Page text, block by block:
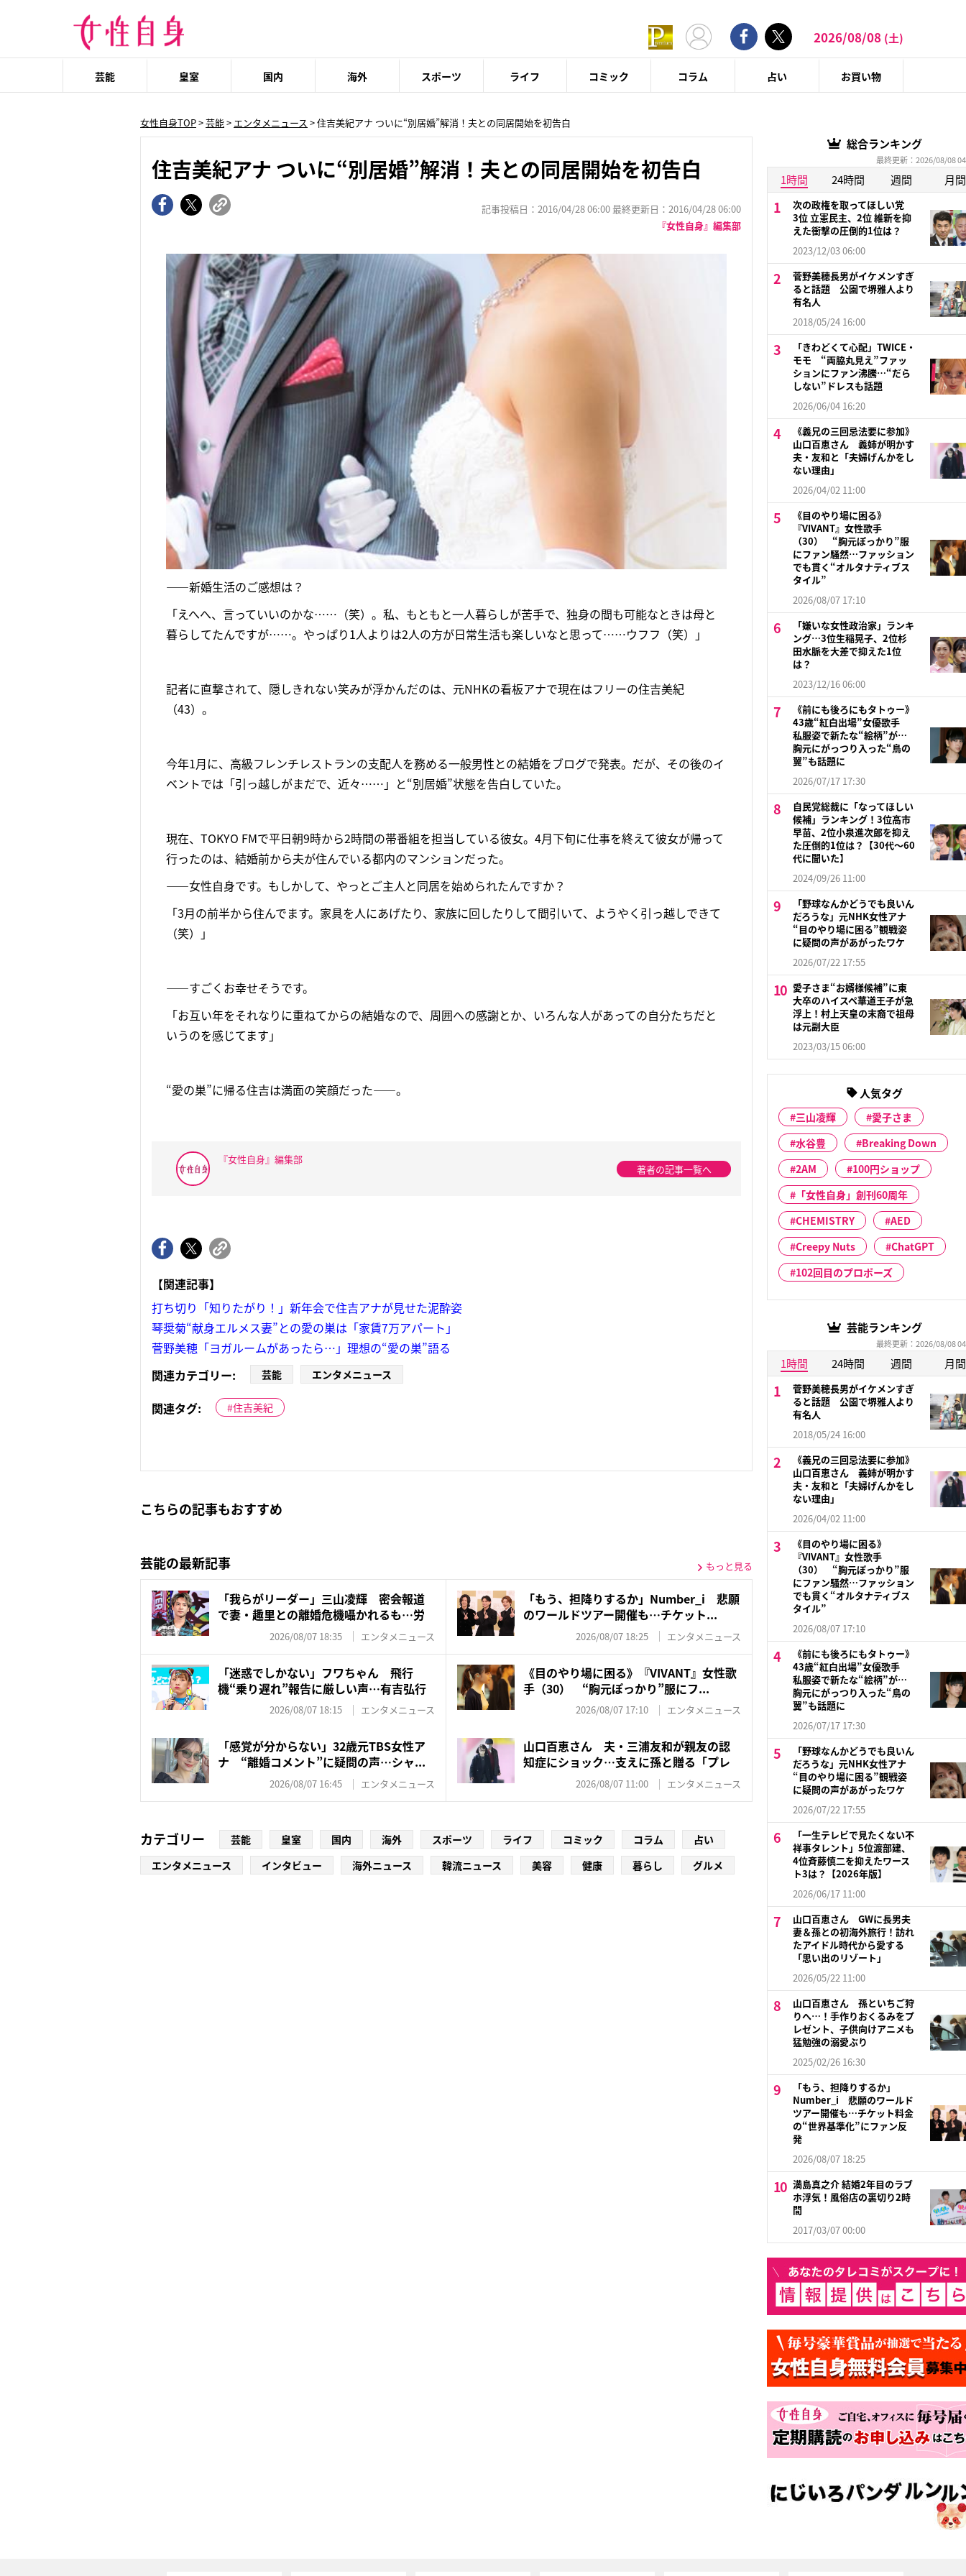
2026/08/08 (土)
芸能 皇室 国内 海外 スポーツ ライフ コミック コラム 占い お買い物
女性自身TOP>芸能> エンタメニュース > 住吉美紀アナ ついに“別居婚”解消！夫との同居開始を初告白
住吉美紀アナ ついに“別居婚”解消！夫との同居開始を初告白
記事投稿日：2016/04/28 06:00 最終更新日：2016/04/28 06:00
『女性自身』編集部
――新婚生活のご感想は？
「えへへ、言っていいのかな……（笑）。私、もともと一人暮らしが苦手で、独身の間も可能なときは母と
暮らしてたんですが……。やっぱり1人よりは2人の方が日常生活も楽しいなと思って……ウフフ（笑）」
記者に直撃されて、隠しきれない笑みが浮かんだのは、元NHKの看板アナで現在はフリーの住吉美紀
（43）。
今年1月に、高級フレンチレストランの支配人を務める一般男性との結婚をブログで発表。だが、その後のイ
ベントでは「引っ越しがまだで、近々……」と“別居婚”状態を告白していた。
現在、TOKYO FMで平日朝9時から2時間の帯番組を担当している彼女。4月下旬に仕事を終えて彼女が帰って
行ったのは、結婚前から夫が住んでいる都内のマンションだった。
――女性自身です。もしかして、やっとご主人と同居を始められたんですか？
「3月の前半から住んでます。家具を人にあげたり、家族に回したりして間引いて、ようやく引っ越しできて
（笑）」
――すごくお幸せそうです。
「お互い年をそれなりに重ねてからの結婚なので、周囲への感謝とか、いろんな人があっての自分たちだと
いうのを感じてます」
“愛の巣”に帰る住吉は満面の笑顔だった――。
『女性自身』編集部
著者の記事一覧へ
【関連記事】
打ち切り「知りたがり！」新年会で住吉アナが見せた泥酔姿
琴奨菊“献身エルメス妻”との愛の巣は「家賃7万アパート」
菅野美穂「ヨガルームがあったら…」理想の“愛の巣”語る
関連カテゴリー:
芸能 エンタメニュース
関連タグ: 住吉美紀
こちらの記事もおすすめ
芸能の最新記事 もっと見る
「我らがリーダー」三山凌輝 密会報道
で妻・趣里との離婚危機囁かれるも…労
2026/08/07 18:35 エンタメニュース
「もう、担降りするか」Number_i 悲願
のワールドツアー開催も…チケット...
2026/08/07 18:25 エンタメニュース
「迷惑でしかない」フワちゃん 飛行
機“乗り遅れ”報告に厳しい声…有吉弘行
2026/08/07 18:15 エンタメニュース
《目のやり場に困る》『VIVANT』女性歌
手（30） “胸元ぽっかり”服にフ...
2026/08/07 17:10 エンタメニュース
「感覚が分からない」32歳元TBS女性ア
ナ “離婚コメント”に疑問の声…シャ...
2026/08/07 16:45 エンタメニュース
山口百恵さん 夫・三浦友和が親友の認
知症にショック…支えに孫と贈る「プレ
2026/08/07 11:00 エンタメニュース
カテゴリー 芸能 皇室 国内 海外 スポーツ ライフ コミック コラム
占い
エンタメニュース
インタビュー 海外ニュース 韓流ニュース 美容 健康 暮らし グルメ
総合ランキング
最終更新：2026/08/08
1時間 24時間 週間 月間
次の政権を取ってほしい党
3位 立憲民主、2位 維新を抑
えた衝撃の圧倒的1位は？
2023/12/03 06:00
菅野美穂長男がイケメンすぎ
ると話題 公園で堺雅人より
有名人
2018/05/24 16:00
「きわどくて心配」TWICE・
モモ “両脇丸見え”ファッ
ションにファン沸騰…“だら
しない”ドレスも話題
2026/06/04 16:20
《義兄の三回忌法要に参加》
山口百恵さん 義姉が明かす
夫・友和と「夫婦げんかをし
ない理由」
2026/04/02 11:00
《目のやり場に困る》
『VIVANT』女性歌手
（30） “胸元ぽっかり”服
にファン騒然…ファッション
でも貫く“オルタナティブス
タイル”
2026/08/07 17:10
「嫌いな女性政治家」ランキ
ング…3位生稲晃子、2位杉
田水脈を大差で抑えた1位
は？
2023/12/16 06:00
《前にも後ろにもタトゥー》
43歳“紅白出場”女優歌手
私服姿で新たな“絵柄”が…
胸元にがっつり入った“鳥の
翼”も話題に
2026/07/17 17:30
自民党総裁に「なってほしい
候補」ランキング！3位高市
早苗、2位小泉進次郎を抑え
た圧倒的1位は？【30代〜60
代に聞いた】
2024/09/26 11:00
「野球なんかどうでも良いん
だろうな」元NHK女性アナ
“目のやり場に困る”観戦姿
に疑問の声があがったワケ
2026/07/22 17:55
愛子さま“お婿様候補”に東
大卒のハイスペ華道王子が急
浮上！村上天皇の末裔で祖母
は元副大臣
2023/03/15 06:00
人気タグ
三山凌輝
愛子さま
水谷豊
Breaking Down
2AM
100円ショップ
「女性自身」創刊60周年
CHEMISTRY
AED
Creepy Nuts
ChatGPT
102回目のプロポーズ
芸能ランキング
最終更新：2026/08/08
1時間 24時間 週間 月間
菅野美穂長男がイケメンすぎ
ると話題 公園で堺雅人より
有名人
2018/05/24 16:00
《義兄の三回忌法要に参加》
山口百恵さん 義姉が明かす
夫・友和と「夫婦げんかをし
ない理由」
2026/04/02 11:00
《目のやり場に困る》
『VIVANT』女性歌手
（30） “胸元ぽっかり”服
にファン騒然…ファッション
でも貫く“オルタナティブス
タイル”
2026/08/07 17:10
《前にも後ろにもタトゥー》
43歳“紅白出場”女優歌手
私服姿で新たな“絵柄”が…
胸元にがっつり入った“鳥の
翼”も話題に
2026/07/17 17:30
「野球なんかどうでも良いん
だろうな」元NHK女性アナ
“目のやり場に困る”観戦姿
に疑問の声があがったワケ
2026/07/22 17:55
「一生テレビで見たくない不
祥事タレント」5位渡部建、
4位斉藤慎二を抑えたワース
ト3は？【2026年版】
2026/06/17 11:00
山口百恵さん GWに長男夫
妻＆孫との初海外旅行！訪れ
たアイドル時代から愛する
「思い出のリゾート」
2026/05/22 11:00
山口百恵さん 孫といちご狩
りへ…！手作りおくるみをプ
レゼント、子供向けアニメも
猛勉強の溺愛ぶり
2025/02/26 16:30
「もう、担降りするか」
Number_i 悲願のワールド
ツアー開催も…チケット料金
の“世界基準化”にファン反
発
2026/08/07 18:25
満島真之介 結婚2年目のラブ
ホ浮気！風俗店の裏切り2時
間
2017/03/07 00:00